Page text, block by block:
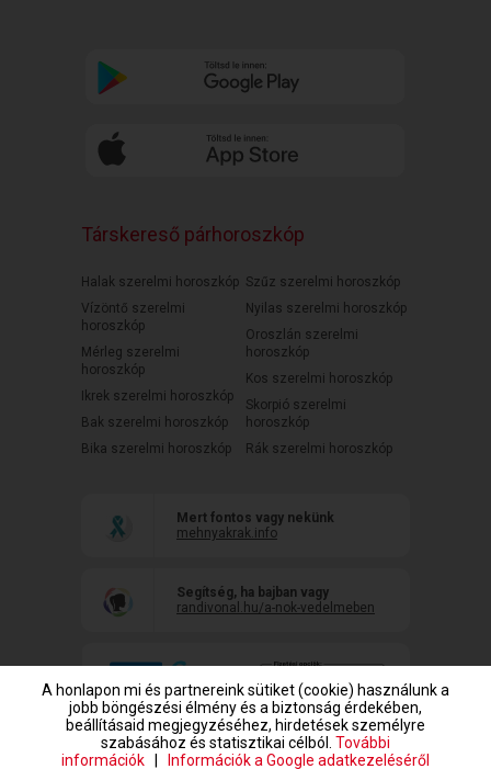
Társkereső párhoroszkóp
Halak szerelmi horoszkóp
Vízöntő szerelmi
horoszkóp
Mérleg szerelmi
horoszkóp
Ikrek szerelmi horoszkóp
Bak szerelmi horoszkóp
Bika szerelmi horoszkóp
Szűz szerelmi horoszkóp
Nyilas szerelmi horoszkóp
Oroszlán szerelmi
horoszkóp
Kos szerelmi horoszkóp
Skorpió szerelmi
horoszkóp
Rák szerelmi horoszkóp
Mert fontos vagy nekünk
mehnyakrak.info
Segítség, ha bajban vagy
randivonal.hu/a-nok-vedelmeben
A honlapon mi és partnereink sütiket (cookie) használunk a
jobb böngészési élmény és a biztonság érdekében,
beállításaid megjegyzéséhez, hirdetések személyre
szabásához és statisztikai célból. További
információk
Információk a Google adatkezeléséről